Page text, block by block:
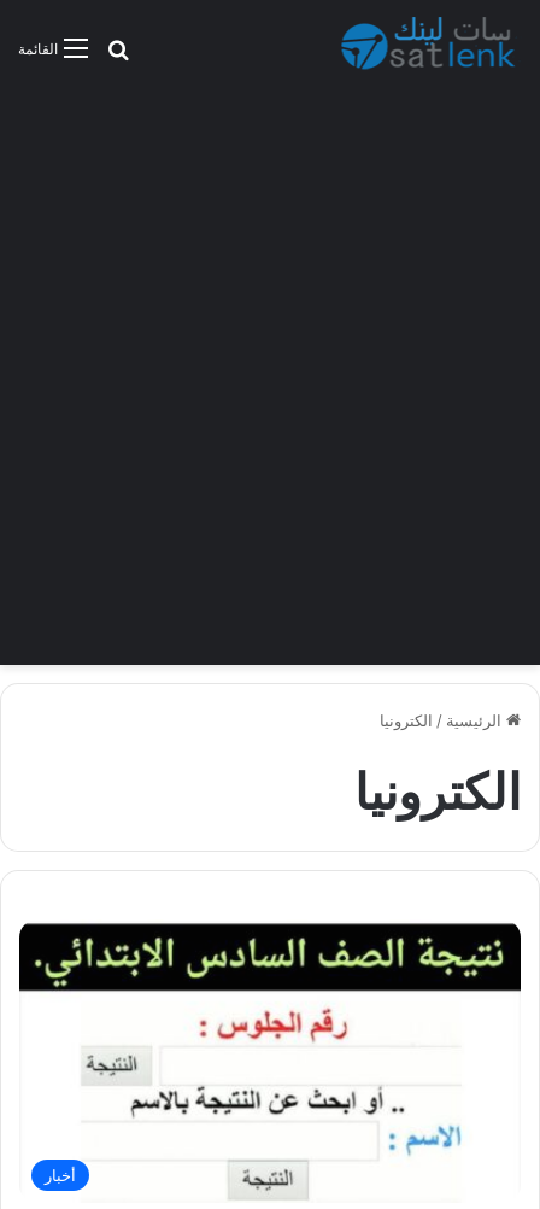
القائمةبحث عن
الرئيسية / الكترونيا
الكترونيا
أخبار